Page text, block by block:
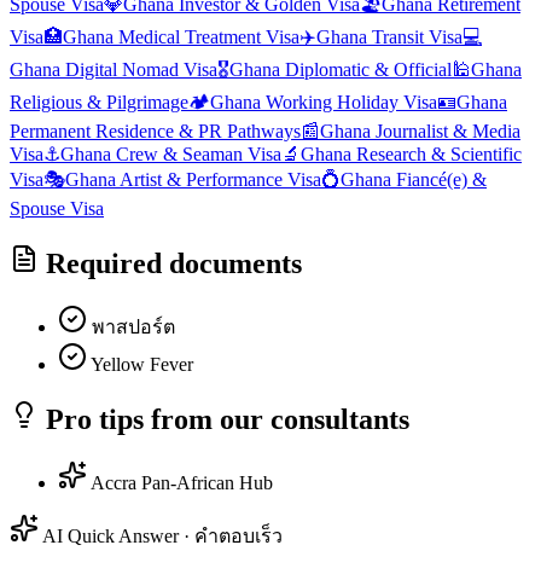
Spouse Visa💎Ghana Investor & Golden Visa🏖️Ghana Retirement
Visa🏥Ghana Medical Treatment Visa✈️Ghana Transit Visa💻
Ghana Digital Nomad Visa🎖️Ghana Diplomatic & Official 🕌Ghana
Religious & Pilgrimage🏕️Ghana Working Holiday Visa🪪Ghana
Permanent Residence & PR Pathways📰Ghana Journalist & Media
Visa⚓Ghana Crew & Seaman Visa 🔬 Ghana Research & Scientific
Visa🎭Ghana Artist & Performance Visa💍Ghana Fiancé(e) &
Spouse Visa
Required documents
พาสปอร์ต
Yellow Fever
Pro tips from our consultants
Accra Pan-African Hub
AI Quick Answer · คำตอบเร็ว